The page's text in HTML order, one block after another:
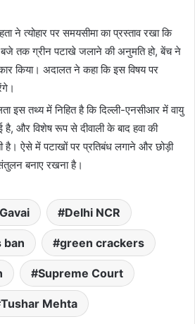
ने त्योहार पर समयसीमा का प्रस्ताव रखा कि
तक ग्रीन पटाखे जलाने की अनुमति हो, बेंच ने
किया। अदालत ने कहा कि इस विषय पर
इस तथ्य में निहित है कि दिल्ली-एनसीआर में वायु
है, और विशेष रूप से दीवाली के बाद हवा की
है। ऐसे में पटाखों पर प्रतिबंध लगाने और छोड़ी
बनाए रखना है।
Delhi NCR
ban green crackers
Supreme Court
Tushar Mehta